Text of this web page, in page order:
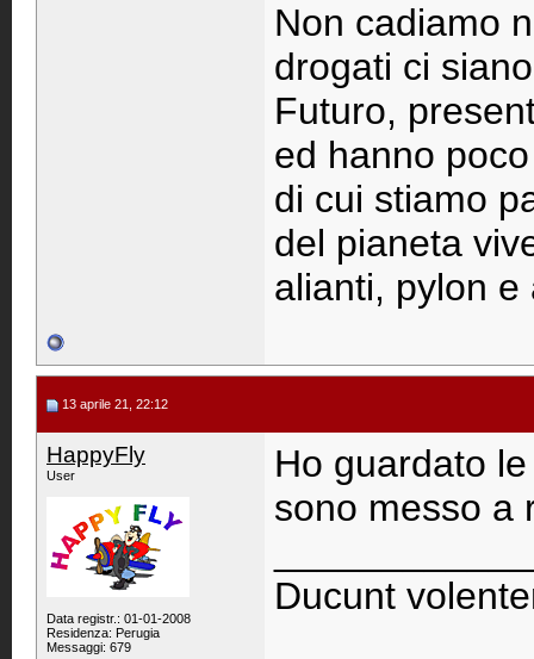
Non cadiamo
drogati ci
Futuro,
ed hanno
di cui stiamo
del pianeta
alianti, pylon e
13 aprile 21, 22:12
HappyFly
User
Data registr.: 01-01-2008
Residenza: Perugia
Messaggi: 679
Ho guardato
sono messo a
Ducunt